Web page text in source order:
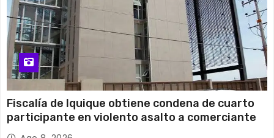
Fiscalía de Iquique obtiene condena de cuarto
participante en violento asalto a comerciante